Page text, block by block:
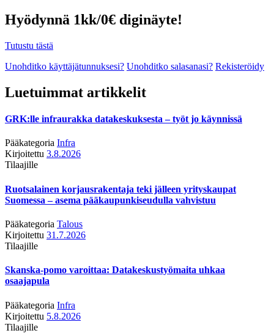
Hyödynnä 1kk/0€ diginäyte!
Tutustu tästä
Unohditko käyttäjätunnuksesi? Unohditko salasanasi? Rekisteröidy
Luetuimmat artikkelit
GRK:lle infraurakka datakeskuksesta – työt jo käynnissä
Pääkategoria Infra
Kirjoitettu 3.8.2026
Tilaajille
Ruotsalainen korjausrakentaja teki jälleen yrityskaupat
Suomessa – asema pääkaupunkiseudulla vahvistuu
Pääkategoria Talous
Kirjoitettu 31.7.2026
Tilaajille
Skanska-pomo varoittaa: Datakeskustyömaita uhkaa
osaajapula
Pääkategoria Infra
Kirjoitettu 5.8.2026
Tilaajille